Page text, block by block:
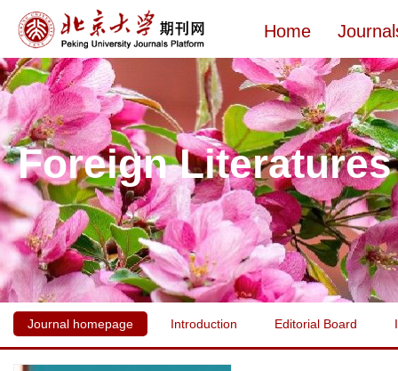
Home
Foreign Literatures
Journal homepage Introduction Editorial Board